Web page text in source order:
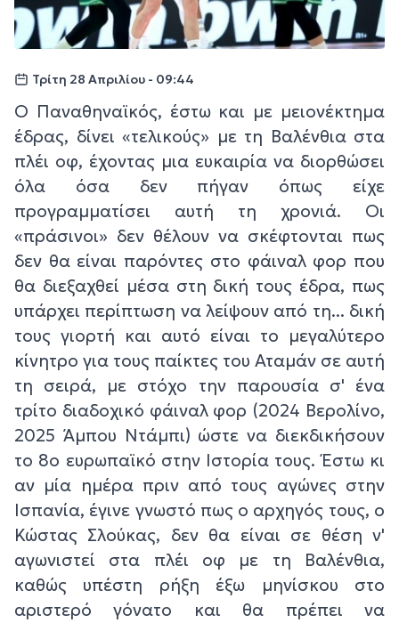
Τρίτη 28 Απριλίου - 09:44
O Παναθηναϊκός, έστω και με μειονέκτημα
έδρας, δίνει «τελικούς» με τη Βαλένθια στα
πλέι οφ, έχοντας μια ευκαιρία να διορθώσει
όλα όσα δεν πήγαν όπως είχε
προγραμματίσει αυτή τη χρονιά. Οι
«πράσινοι» δεν θέλουν να σκέφτονται πως
δεν θα είναι παρόντες στο φάιναλ φορ που
θα διεξαχθεί μέσα στη δική τους έδρα, πως
υπάρχει περίπτωση να λείψουν από τη... δική
τους γιορτή και αυτό είναι το μεγαλύτερο
κίνητρο για τους παίκτες του Αταμάν σε αυτή
τη σειρά, με στόχο την παρουσία σ' ένα
τρίτο διαδοχικό φάιναλ φορ (2024 Βερολίνο,
2025 Άμπου Ντάμπι) ώστε να διεκδικήσουν
το 8ο ευρωπαϊκό στην Ιστορία τους. Έστω κι
αν μία ημέρα πριν από τους αγώνες στην
Ισπανία, έγινε γνωστό πως ο αρχηγός τους, ο
Κώστας Σλούκας, δεν θα είναι σε θέση ν'
αγωνιστεί στα πλέι οφ με τη Βαλένθια,
καθώς υπέστη ρήξη έξω μηνίσκου στο
αριστερό γόνατο και θα πρέπει να